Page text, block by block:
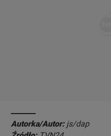
Autorka/Autor: js/dap